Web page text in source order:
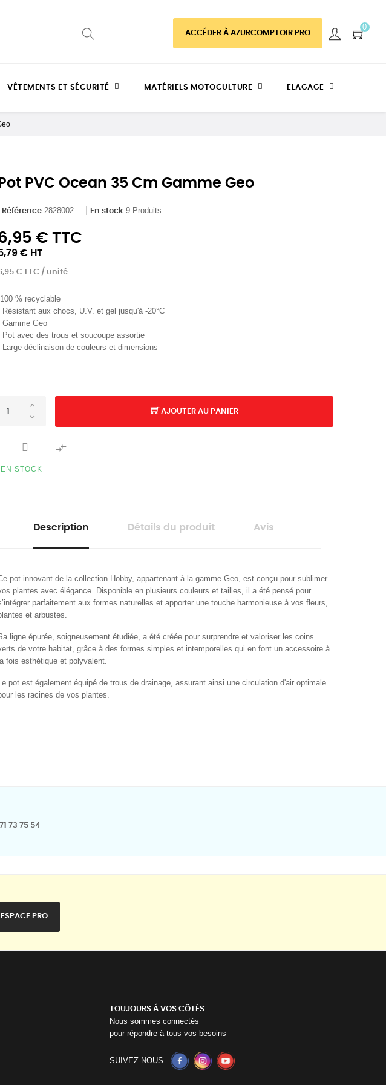
ACCÉDER À AZURCOMPTOIR PRO
0
VÊTEMENTS ET SÉCURITÉ MATÉRIELS MOTOCULTURE ELAGAGE
Pot PVC Ocean 35 Cm Gamme Geo
Référence 2828002 En stock 9 Produits
€ TTC
€ HT
€ TTC / unité
% recyclable
Résistant aux chocs, U.V. et gel jusqu'à -20°C
Gamme Geo
Pot avec des trous et soucoupe assortie
Large déclinaison de couleurs et dimensions
AJOUTER AU PANIER

EN STOCK
Description Détails du produit Avis
pot innovant de la collection Hobby, appartenant à la gamme Geo, est conçu pour sublimer
plantes avec élégance. Disponible en plusieurs couleurs et tailles, il a été pensé pour
parfaitement aux formes naturelles et apporter une touche harmonieuse à vos fleurs,
et arbustes.
ligne épurée, soigneusement étudiée, a été créée pour surprendre et valoriser les coins
de votre habitat, grâce à des formes simples et intemporelles qui en font un accessoire à
la fois esthétique et polyvalent.
pot est également équipé de trous de drainage, assurant ainsi une circulation d'air optimale
les racines de vos plantes.
73 75 54
ESPACE PRO
TOUJOURS Á VOS CÔTÉS
Nous sommes connectés
pour répondre à tous vos besoins
SUIVEZ-NOUS